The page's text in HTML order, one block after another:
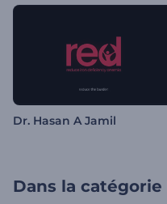
Dr. Hasan A Jamil
Dans la catégorie